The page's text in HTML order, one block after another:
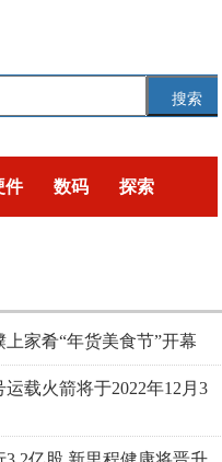
搜索
件 数码 探索
上家肴“年货美食节”开幕
载火箭将于2022年12月3